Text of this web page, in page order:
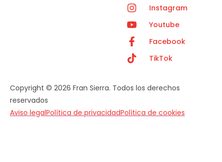
Instagram
Youtube
Facebook
TikTok
Copyright © 2026 Fran Sierra. Todos los derechos
reservados
Aviso legalPolítica de privacidadPolítica de cookies